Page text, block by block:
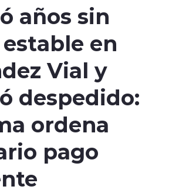
claro
años sin
en
Vial y
despedido:
ordena
pago